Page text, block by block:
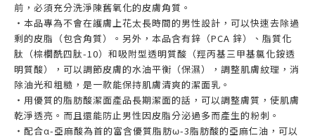
前，必須充分洗淨陳舊氧化的皮膚角質。
・本品專為不會在護膚上花太長時間的男性設計，可以快速去除過
剩的皮脂（包含角質）。另外，本品含有鋅（PCA 鋅）、脂質化
肽（棕櫚酰四肽-10）和吸附型透明質酸（羥丙基三甲基氯化銨透
明質酸），可以調節皮膚的水油平衡（保濕），調整肌膚紋理，消
除油光和粗糙，是一款能保持肌膚清爽的潔面乳。
・用優質的脂肪酸潔面產品長期潔面的話，可以調整膚質，使肌膚
乾淨透亮。而且還能防止男性因皮脂分泌過多而產生的粉刺。
・配合α-亞麻酸為首的富含優質脂肪ω-3脂肪酸的亞麻仁油，可以